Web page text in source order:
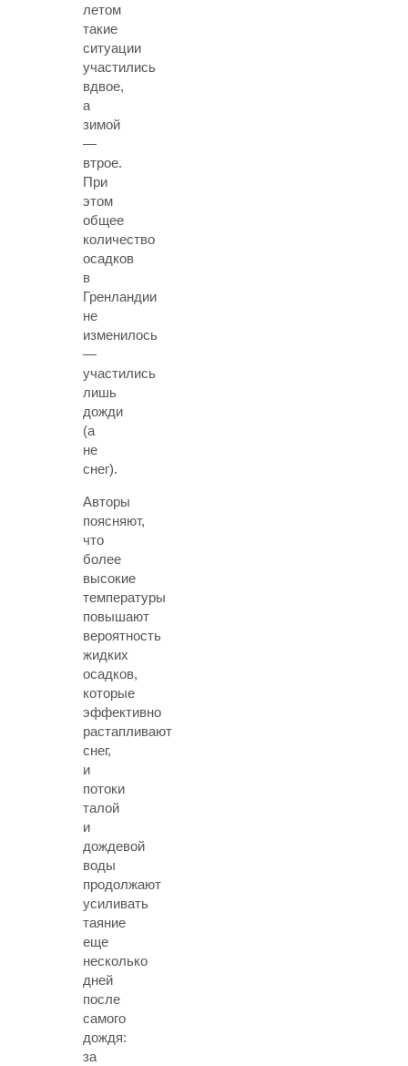
летом
такие
ситуации
участились
вдвое,
а
зимой
—
втрое.
При
этом
общее
количество
осадков
в
Гренландии
не
изменилось
—
участились
лишь
дожди
(а
не
снег).
Авторы
поясняют,
что
более
высокие
температуры
повышают
вероятность
жидких
осадков,
которые
эффективно
растапливают
снег,
и
потоки
талой
и
дождевой
воды
продолжают
усиливать
таяние
еще
несколько
дней
после
самого
дождя:
за